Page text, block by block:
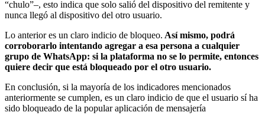
“chulo”–, esto indica que solo salió del dispositivo del remitente y
nunca llegó al dispositivo del otro usuario.
Lo anterior es un claro indicio de bloqueo. Así mismo, podrá
corroborarlo intentando agregar a esa persona a cualquier
grupo de WhatsApp: si la plataforma no se lo permite, entonces
quiere decir que está bloqueado por el otro usuario.
En conclusión, si la mayoría de los indicadores mencionados
anteriormente se cumplen, es un claro indicio de que el usuario sí ha
sido bloqueado de la popular aplicación de mensajería